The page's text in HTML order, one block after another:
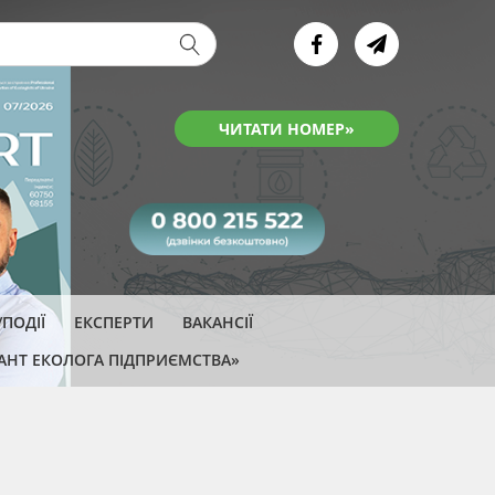
ЧИТАТИ НОМЕР»
форма
ЕКСПЕРТИ
ВАКАНСІЇ
ЕКОЛОГА ПІДПРИЄМСТВА»